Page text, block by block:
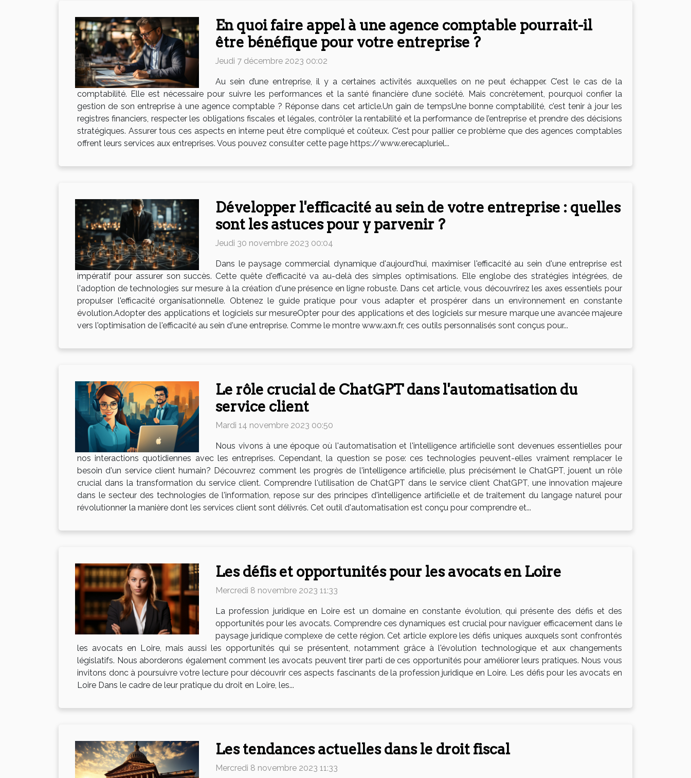
En quoi faire appel à une agence comptable pourrait-il
être bénéfique pour votre entreprise ?
Jeudi 7 décembre 2023 00:02
Au sein d’une entreprise, il y a certaines activités auxquelles on ne peut échapper. C’est le cas de la
comptabilité. Elle est nécessaire pour suivre les performances et la santé financière d’une société. Mais concrètement, pourquoi confier la
gestion de son entreprise à une agence comptable ? Réponse dans cet article.Un gain de tempsUne bonne comptabilité, c’est tenir à jour les
registres financiers, respecter les obligations fiscales et légales, contrôler la rentabilité et la performance de l’entreprise et prendre des décisions
stratégiques. Assurer tous ces aspects en interne peut être compliqué et coûteux. C’est pour pallier ce problème que des agences comptables
offrent leurs services aux entreprises. Vous pouvez consulter cette page https://www.erecapluriel...
Développer l'efficacité au sein de votre entreprise : quelles
sont les astuces pour y parvenir ?
Jeudi 30 novembre 2023 00:04
Dans le paysage commercial dynamique d'aujourd'hui, maximiser l'efficacité au sein d'une entreprise est
impératif pour assurer son succès. Cette quête d'efficacité va au-delà des simples optimisations. Elle englobe des stratégies intégrées, de
l'adoption de technologies sur mesure à la création d'une présence en ligne robuste. Dans cet article, vous découvrirez les axes essentiels pour
propulser l'efficacité organisationnelle. Obtenez le guide pratique pour vous adapter et prospérer dans un environnement en constante
évolution.Adopter des applications et logiciels sur mesureOpter pour des applications et des logiciels sur mesure marque une avancée majeure
vers l'optimisation de l'efficacité au sein d'une entreprise. Comme le montre www.axn.fr, ces outils personnalisés sont conçus pour...
Le rôle crucial de ChatGPT dans l'automatisation du
service client
Mardi 14 novembre 2023 00:50
Nous vivons à une époque où l'automatisation et l'intelligence artificielle sont devenues essentielles pour
nos interactions quotidiennes avec les entreprises. Cependant, la question se pose: ces technologies peuvent-elles vraiment remplacer le
besoin d'un service client humain? Découvrez comment les progrès de l'intelligence artificielle, plus précisément le ChatGPT, jouent un rôle
crucial dans la transformation du service client. Comprendre l'utilisation de ChatGPT dans le service client ChatGPT, une innovation majeure
dans le secteur des technologies de l'information, repose sur des principes d'intelligence artificielle et de traitement du langage naturel pour
révolutionner la manière dont les services client sont délivrés. Cet outil d'automatisation est conçu pour comprendre et...
Les défis et opportunités pour les avocats en Loire
Mercredi 8 novembre 2023 11:33
La profession juridique en Loire est un domaine en constante évolution, qui présente des défis et des
opportunités pour les avocats. Comprendre ces dynamiques est crucial pour naviguer efficacement dans le
paysage juridique complexe de cette région. Cet article explore les défis uniques auxquels sont confrontés
les avocats en Loire, mais aussi les opportunités qui se présentent, notamment grâce à l'évolution technologique et aux changements
législatifs. Nous aborderons également comment les avocats peuvent tirer parti de ces opportunités pour améliorer leurs pratiques. Nous vous
invitons donc à poursuivre votre lecture pour découvrir ces aspects fascinants de la profession juridique en Loire. Les défis pour les avocats en
Loire Dans le cadre de leur pratique du droit en Loire, les...
Les tendances actuelles dans le droit fiscal
Mercredi 8 novembre 2023 11:33